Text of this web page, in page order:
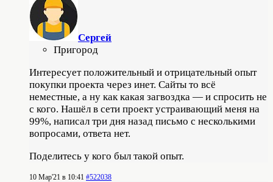
Сергей
Пригород
Интересует положительный и отрицательный опыт
покупки проекта через инет. Сайты то всё
неместные, а ну как какая загвоздка — и спросить не
с кого. Нашёл в сети проект устраивающий меня на
99%, написал три дня назад письмо с несколькими
вопросами, ответа нет.
Поделитесь у кого был такой опыт.
10 Мар'21 в 10:41 #522038